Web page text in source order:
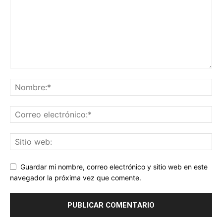
Guardar mi nombre, correo electrónico y sitio web en este
navegador la próxima vez que comente.